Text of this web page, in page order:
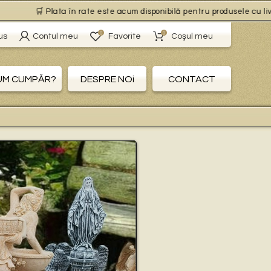
🛒 Plata în rate este acum disponibilă pentru produsele cu
Contul meu 0 Favorite 0 Coşul meu
CUMPĂR? DESPRE NOi CONTACT